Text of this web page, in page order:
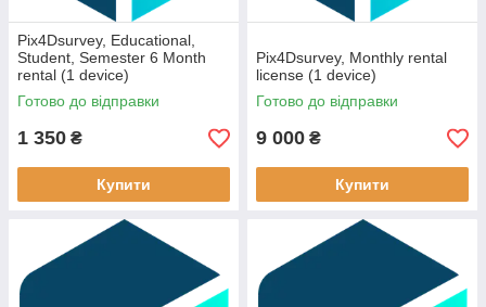
Pix4Dsurvey, Educational,
Student, Semester 6 Month
rental (1 device)
Готово до відправки
1 350 ₴
Купити
Pix4Dsurvey, Monthly rental
license (1 device)
Готово до відправки
9 000 ₴
Купити